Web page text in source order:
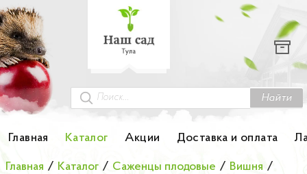
Найти
Главная Каталог Акции Доставка и оплата
Каталог
Гортензии
Грунты
Колоновидные деревья
Главная / Каталог / Саженцы плодовые / Вишня /